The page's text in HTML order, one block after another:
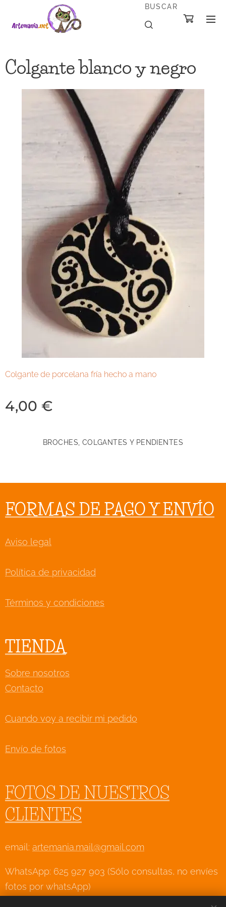
BUSCAR
Colgante blanco y negro
Colgante de porcelana fría hecho a mano
4,00 €
BROCHES, COLGANTES Y PENDIENTES
FORMAS DE PAGO Y ENVÍO
Aviso legal
Política de privacidad
Términos y condiciones
TIENDA
Sobre nosotros
Contacto
Cuando voy a recibir mi pedido
Envío de fotos
FOTOS DE NUESTROS
CLIENTES
email: artemania.mail@gmail.com
WhatsApp: 625 927 903 (Sólo consultas, no envíes
fotos por whatsApp)